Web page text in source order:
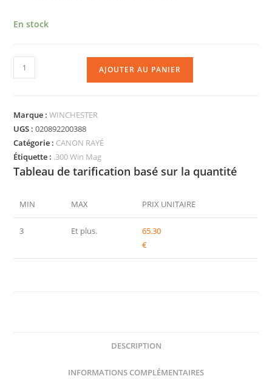
En stock
AJOUTER AU PANIER
Marque :WINCHESTER
UGS :020892200388
Catégorie : CANON RAYÉ
Étiquette : .300 Win Mag
Tableau de tarification basé sur la quantité
MIN MAX PRIX UNITAIRE
3 Et plus.
65.30
€
DESCRIPTION
INFORMATIONS COMPLÉMENTAIRES